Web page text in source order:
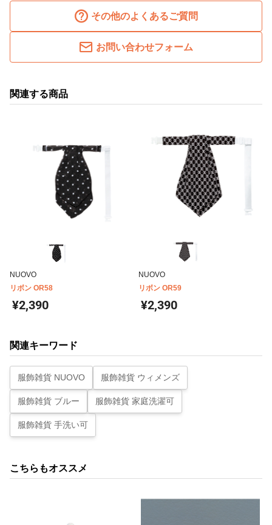
その他のよくあるご質問
お問い合わせフォーム
関連する商品
NUOVO
リボン OR58
¥2,390
NUOVO
リボン OR59
¥2,390
関連キーワード
服飾雑貨 NUOVO 服飾雑貨 ウィメンズ
服飾雑貨 ブルー 服飾雑貨 家庭洗濯可
服飾雑貨 手洗い可
こちらもオススメ